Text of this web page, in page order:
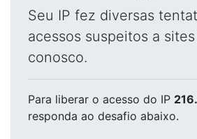
Seu IP fez diversas
acessos suspeitos a
conosco.
Para liberar o acesso do IP
responda ao desafio abaixo.